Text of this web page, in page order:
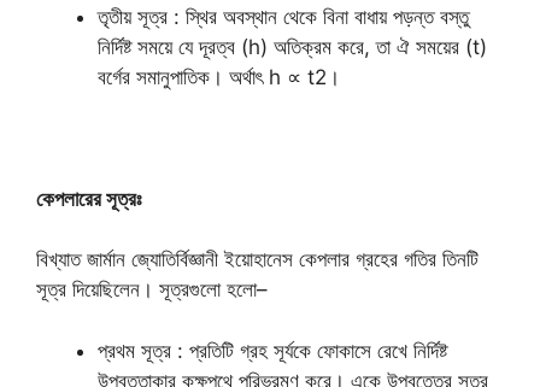
তৃতীয় সূত্র : স্থির অবস্থান থেকে বিনা বাধায় পড়ন্ত বস্তু
নির্দিষ্ট সময়ে যে দূরত্ব (h) অতিক্রম করে, তা ঐ সময়ের (t)
বর্গের সমানুপাতিক। অর্থাৎ h ∝ t2।
কেপলারের সূত্রঃ
বিখ্যাত জার্মান জ্যোতির্বিজ্ঞানী ইয়োহানেস কেপলার গ্রহের গতির তিনটি
সূত্র দিয়েছিলেন। সূত্রগুলো হলো–
প্রথম সূত্র : প্রতিটি গ্রহ সূর্যকে ফোকাসে রেখে নির্দিষ্ট
উপবৃত্তাকার কক্ষপথে পরিভ্রমণ করে। একে উপবৃত্তের সূত্র